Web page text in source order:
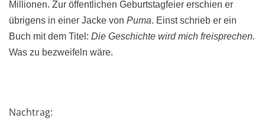
Millionen. Zur öffentlichen Geburtstagfeier erschien er
übrigens in einer Jacke von Puma. Einst schrieb er ein
Buch mit dem Titel: Die Geschichte wird mich freisprechen.
Was zu bezweifeln wäre.
Nachtrag: